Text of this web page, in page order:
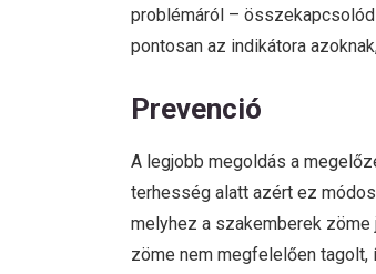
problémáról –
pontosan az indikátora
Prevenció
A legjobb megoldás a
terhesség alatt azért ez
melyhez a szakemberek
zöme nem megfelelően tagolt,